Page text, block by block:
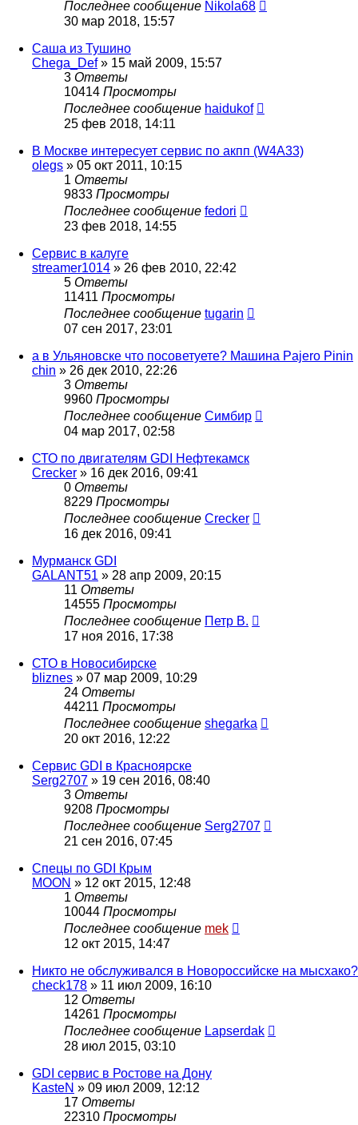
Последнее сообщение Nikola68
30 мар 2018, 15:57
Саша из Тушино
Chega_Def» 15 май 2009, 15:57
3 Ответы
10414 Просмотры
Последнее сообщение haidukof
25 фев 2018, 14:11
В Москве интересует сервис по акпп (W4A33)
olegs » 05 окт 2011, 10:15
1 Ответы
9833 Просмотры
Последнее сообщение fedori
23 фев 2018, 14:55
Сервис в калуге
streamer1014 » 26 фев 2010, 22:42
5 Ответы
11411 Просмотры
Последнее сообщение tugarin
07 сен 2017, 23:01
а в Ульяновске что посоветуете? Машина Pajero Pinin
chin » 26 дек 2010, 22:26
3 Ответы
9960 Просмотры
Последнее сообщение Симбир
04 мар 2017, 02:58
СТО по двигателям GDI Нефтекамск
Crecker » 16 дек 2016, 09:41
0 Ответы
8229 Просмотры
Последнее сообщение Crecker
16 дек 2016, 09:41
Мурманск GDI
GALANT51 » 28 апр 2009, 20:15
11 Ответы
14555 Просмотры
Последнее сообщение Петр В.
17 ноя 2016, 17:38
СТО в Новосибирске
bliznes » 07 мар 2009, 10:29
24 Ответы
44211 Просмотры
Последнее сообщение shegarka
20 окт 2016, 12:22
Сервис GDI в Красноярске
Serg2707 » 19 сен 2016, 08:40
3 Ответы
9208 Просмотры
Последнее сообщение Serg2707
21 сен 2016, 07:45
Спецы по GDI Крым
MOON » 12 окт 2015, 12:48
1 Ответы
10044 Просмотры
Последнее сообщение mek
12 окт 2015, 14:47
Никто не обслуживался в Новороссийске на мысхако?
check178 » 11 июл 2009, 16:10
12 Ответы
14261 Просмотры
Последнее сообщение Lapserdak
28 июл 2015, 03:10
GDI сервис в Ростове на Дону
KasteN » 09 июл 2009, 12:12
17 Ответы
22310 Просмотры